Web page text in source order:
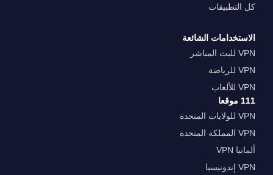
كل التطبيقات
الاستخدامات الشائعة
VPN للبث المباشر
VPN للرياضة
VPN للألعاب
111 موقعا
VPN للولايات المتحدة
VPN المملكة المتحدة
ألمانيا VPN
VPN إندونيسيا